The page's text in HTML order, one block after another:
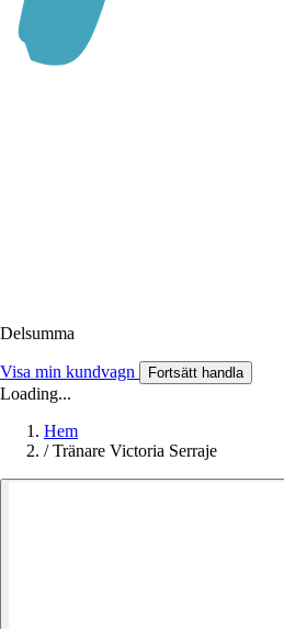
Delsumma
Visa min kundvagn Fortsätt handla
Loading...
Hem
/ Tränare Victoria Serraje